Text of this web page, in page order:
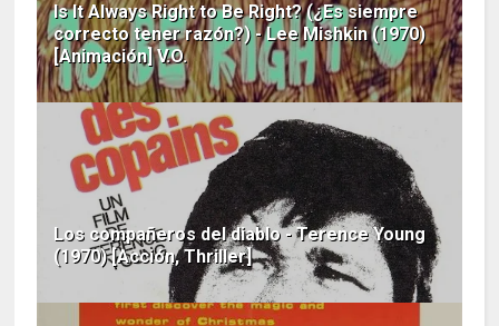
Is It Always Right to Be Right? (¿Es siempre
correcto tener razón?) - Lee Mishkin (1970)
[Animación] V.O.
Los compañeros del diablo - Terence Young
(1970) [Acción, Thriller]